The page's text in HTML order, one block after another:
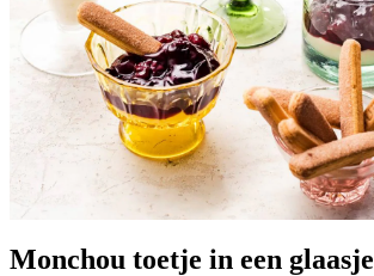
Monchou toetje in een glaasje